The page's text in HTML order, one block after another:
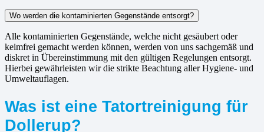
Wo werden die kontaminierten Gegenstände entsorgt?
Alle kontaminierten Gegenstände, welche nicht gesäubert oder
keimfrei gemacht werden können, werden von uns sachgemäß und
diskret in Übereinstimmung mit den gültigen Regelungen entsorgt.
Hierbei gewährleisten wir die strikte Beachtung aller Hygiene- und
Umweltauflagen.
Was ist eine Tatortreinigung für
Dollerup?